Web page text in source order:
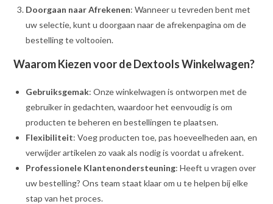
Doorgaan naar Afrekenen: Wanneer u tevreden bent met
uw selectie, kunt u doorgaan naar de afrekenpagina om de
bestelling te voltooien.
Waarom Kiezen voor de Dextools Winkelwagen?
Gebruiksgemak: Onze winkelwagen is ontworpen met de
gebruiker in gedachten, waardoor het eenvoudig is om
producten te beheren en bestellingen te plaatsen.
Flexibiliteit: Voeg producten toe, pas hoeveelheden aan, en
verwijder artikelen zo vaak als nodig is voordat u afrekent.
Professionele Klantenondersteuning: Heeft u vragen over
uw bestelling? Ons team staat klaar om u te helpen bij elke
stap van het proces.